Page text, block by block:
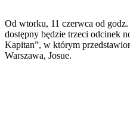
Od wtorku, 11 czerwca od
dostępny będzie trzeci odcinek
Kapitan”, w którym
Warszawa, Josue.